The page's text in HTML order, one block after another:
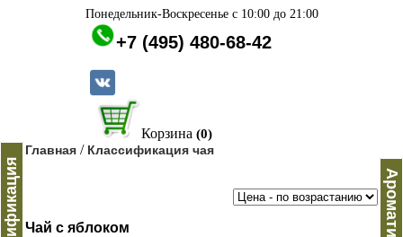
Понедельник-Воскресенье с 10:00 до 21:00
+7 (495) 480-68-42
Корзина (0)
Главная / Классификация чая
Чай с яблоком